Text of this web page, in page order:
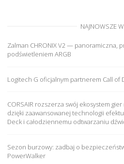
NAJNOWSZE
Zalman CHRONIX V2 — panoramiczna,
podświetleniem ARGB
Logitech G oficjalnym partnerem Call
CORSAIR rozszerza swój ekosystem
dzięki zaawansowanej technologii
Deck i całodziennemu odtwarzaniu
Sezon burzowy: zadbaj o
PowerWalker